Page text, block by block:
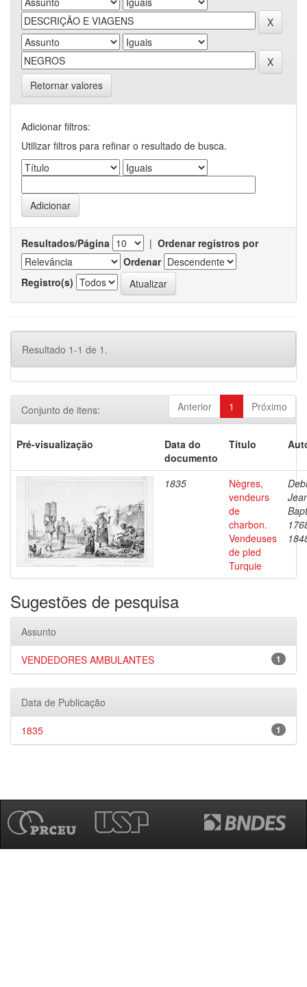
Retornar valores
Adicionar filtros:
Utilizar filtros para refinar o resultado de busca.
Resultados/Página | Ordenar registros por
Ordenar
Registro(s)
Resultado 1-1 de 1.
Anterior 1 Próximo
Conjunto de itens:
Pré-visualização
Data do
documento
Título
1835
Nègres,
vendeurs
de
charbon.
Vendeuses
de pled
Turquie
Sugestões de pesquisa
Assunto
1
VENDEDORES AMBULANTES
Data de Publicação
1
1835